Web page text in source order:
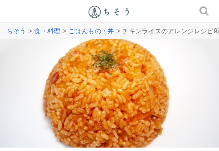
ちそう >食・料理 > ごはんもの・丼 > チキンライスのアレンジレシピ